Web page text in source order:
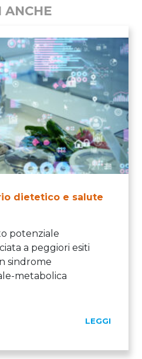
ANCHE
dietetico e salute
potenziale
a peggiori esiti
sindrome
metabolica
LEGGI